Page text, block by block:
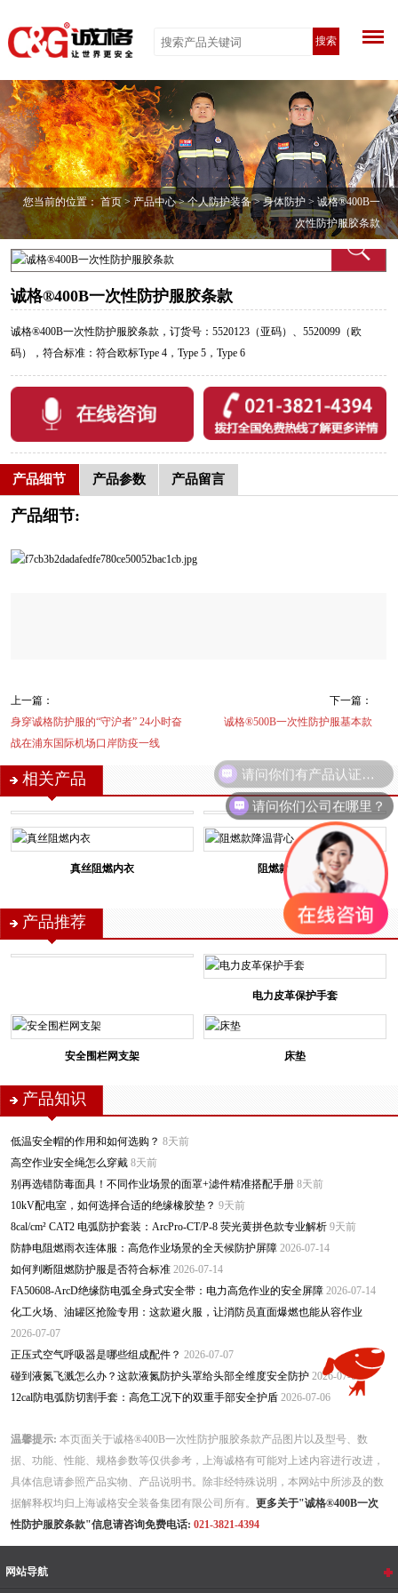
搜索
您当前的位置：首页> 产品中心>个人防护装备>身体防护 > 诚格®400B一
次性防护服胶条款
诚格®400B一次性防护服胶条款
诚格®400B一次性防护服胶条款，订货号：5520123（亚码）、5520099（欧
码），符合标准：符合欧标Type 4，Type 5，Type 6
产品细节 产品参数 产品留言
产品细节:
上一篇：
身穿诚格防护服的“守沪者” 24小时奋
战在浦东国际机场口岸防疫一线
下一篇：
诚格®500B一次性防护服基本款
相关产品
真丝阻燃内衣 阻燃款降温背心
产品推荐
电力皮革保护手套
安全围栏网支架 床垫
产品知识
低温安全帽的作用和如何选购？ 8天前
高空作业安全绳怎么穿戴 8天前
别再选错防毒面具！不同作业场景的面罩+滤件精准搭配手册 8天前
10kV配电室，如何选择合适的绝缘橡胶垫？ 9天前
8cal/cm² CAT2 电弧防护套装：ArcPro-CT/P-8 荧光黄拼色款专业解析 9天前
防静电阻燃雨衣连体服：高危作业场景的全天候防护屏障 2026-07-14
如何判断阻燃防护服是否符合标准 2026-07-14
FA50608-ArcD绝缘防电弧全身式安全带：电力高危作业的安全屏障 2026-07-14
化工火场、油罐区抢险专用：这款避火服，让消防员直面爆燃也能从容作业
2026-07-07
正压式空气呼吸器是哪些组成配件？ 2026-07-07
碰到液氮飞溅怎么办？这款液氮防护头罩给头部全维度安全防护 2026-07-06
12cal防电弧防切割手套：高危工况下的双重手部安全护盾 2026-07-06
温馨提示: 本页面关于诚格®400B一次性防护服胶条款产品图片以及型号、数
据、功能、性能、规格参数等仅供参考，上海诚格有可能对上述内容进行改进，
具体信息请参照产品实物、产品说明书。除非经特殊说明，本网站中所涉及的数
据解释权均归上海诚格安全装备集团有限公司所有。 更多关于"诚格®400B一次
性防护服胶条款"信息请咨询免费电话: 021-3821-4394
网站导航
请问你们有产品认证吗？
请问你们公司在哪里？